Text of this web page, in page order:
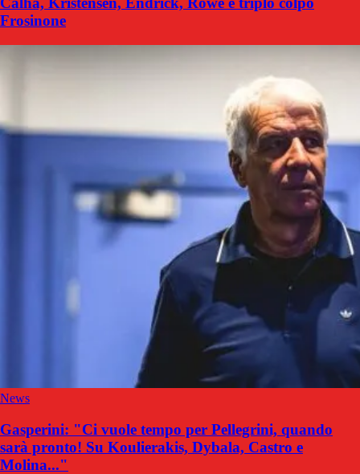
Frosinone
News
Gasperini: "Ci vuole tempo per Pellegrini, quando
sarà pronto! Su Koulierakis, Dybala, Castro e
Molina..."